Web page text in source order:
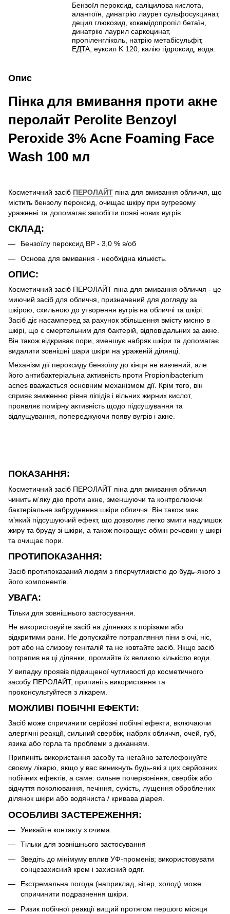
Бензоїл пероксид, саліцилова кислота,
алантоїн, динатрію лаурет сульфосукцинат,
децил глюкозид, кокамідопропіл бетаїн,
динатрію лаурил саркоцинат,
пропіленгліколь, натрію метабісульфіт,
EДTA, еуксил K 120, калію гідроксид, вода.
Опис
Пінка для вмивання проти акне
перолайт Perolite Benzoyl
Peroxide 3% Acne Foaming Face
Wash 100 мл
Косметичний засіб ПЕРОЛАЙТ піна для вмивання обличчя, що
містить бензолу пероксид, очищає шкіру при вугревому
ураженні та допомагає запобігти появі нових вугрів
СКЛАД:
Бензоїлу пероксид ВР - 3,0 % в/об
Основа для вмивання - необхідна кількість.
ОПИС:
Косметичний засіб ПЕРОЛАЙТ піна для вмивання обличчя - це
миючий засіб для обличчя, призначений для догляду за
шкірою, схильною до утворення вугрів на обличчі та шкірі.
Засіб діє насамперед за рахунок збільшення вмісту кисню в
шкірі, що є смертельним для бактерій, відповідальних за акне.
Він також відкриває пори, зменшує набряк шкіри та допомагає
видалити зовнішні шари шкіри на ураженій ділянці.
Механізм дії пероксиду бензоїлу до кінця не вивчений, але
його антибактеріальна активність проти Propionibacterium
acnes вважається основним механізмом дії. Крім того, він
сприяє зниженню рівня ліпідів і вільних жирних кислот,
проявляє помірну активність щодо підсушування та
відлущування, попереджуючи появу вугрів і акне.
ПОКАЗАННЯ:
Косметичний засіб ПЕРОЛАЙТ піна для вмивання обличчя
чинить мʼяку дію проти акне, зменшуючи та контролюючи
бактеріальне забруднення шкіри обличчя. Він також має
мʼякий підсушуючий ефект, що дозволяє легко змити надлишок
жиру та бруду зі шкіри, а також покращує обмін речовин у шкірі
та очищає пори.
ПРОТИПОКАЗАННЯ:
Засіб протипоказаний людям з гіперчутливістю до будь-якого з
його компонентів.
УВАГА:
Тільки для зовнішнього застосування.
Не використовуйте засіб на ділянках з порізами або
відкритими рани. Не допускайте потрапляння піни в очі, ніс,
рот або на слизову геніталій та не ковтайте засіб. Якщо засіб
потрапив на ці ділянки, промийте їх великою кількістю води.
У випадку проявів підвищеної чутливості до косметичного
засобу ПЕРОЛАЙТ, припиніть використання та
проконсультуйтеся з лікарем.
МОЖЛИВІ ПОБІЧНІ ЕФЕКТИ:
Засіб може спричинити серйозні побічні ефекти, включаючи
алергічні реакції, сильний свербіж, набряк обличчя, очей, губ,
язика або горла та проблеми з диханням.
Припиніть використання засобу та негайно зателефонуйте
своєму лікарю, якщо у вас виникнуть будь-які з цих серйозних
побічних ефектів, а саме: сильне почервоніння, свербіж або
відчуття поколювання, печіння, сухість, лущення оброблених
ділянок шкіри або водяниста / кривава діарея.
ОСОБЛИВІ ЗАСТЕРЕЖЕННЯ:
Уникайте контакту з очима.
Тільки для зовнішнього застосування
Зведіть до мінімуму вплив УФ-променів; використовувати
сонцезахисний крем і захисний одяг.
Екстремальна погода (наприклад, вітер, холод) може
спричинити подразнення шкіри.
Ризик побічної реакції вищий протягом першого місяця